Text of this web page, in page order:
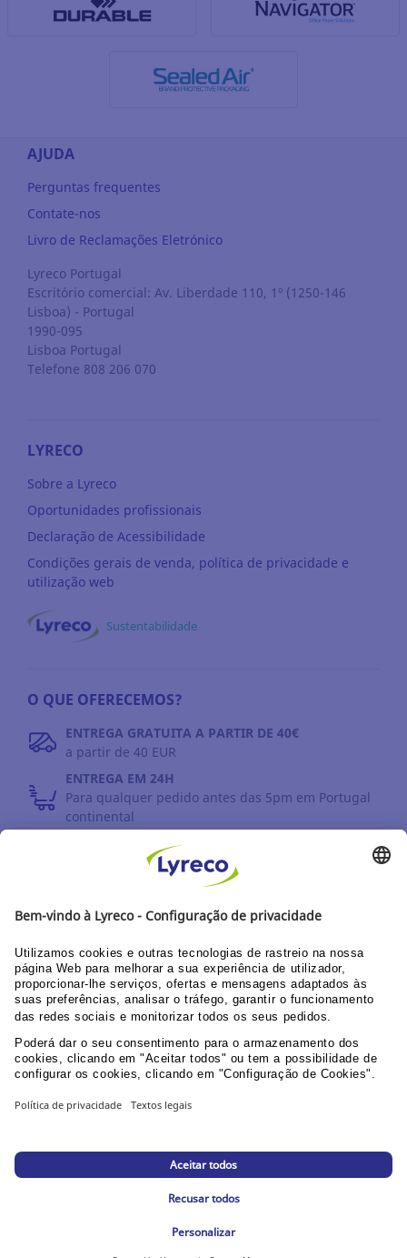
AJUDA
Perguntas frequentes
Contate-nos
Livro de Reclamações Eletrónico
Lyreco Portugal
Escritório comercial: Av. Liberdade 110, 1º (1250-146
Lisboa) - Portugal
1990-095
Lisboa Portugal
Telefone 808 206 070
LYRECO
Sobre a Lyreco
Oportunidades profissionais
Declaração de Acessibilidade
Condições gerais de venda, política de privacidade e
utilização web
Sustentabilidade
O QUE OFERECEMOS?
ENTREGA GRATUITA A PARTIR DE 40€
a partir de 40 EUR
ENTREGA EM 24H
Para qualquer pedido antes das 5pm em Portugal
continental
Prazo até 30 dias
DESCUBRA OS NOSSOS CATÁLOGOS E GUIAS
Guia do utilizador Web
Documentação corporativa
PPU área clientes
Acessibilidade||Política de Privacidade|
Configurações de privacidade